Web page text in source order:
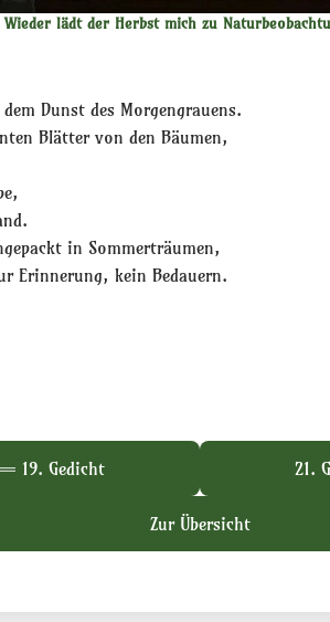
Wieder lädt der Herbst mich zu
Dunst des Morgengrauens.
Blätter von den Bäumen,
in Sommerträumen,
Erinnerung, kein Bedauern.
19. Gedicht
Zur Übersicht
21.